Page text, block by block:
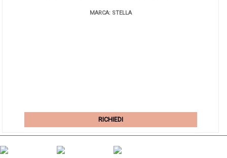
MARCA: STELLA
RICHIEDI